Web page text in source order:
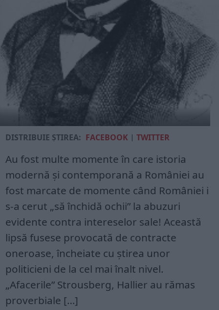
DISTRIBUIE ȘTIREA: FACEBOOK |TWITTER
Au fost multe momente în care istoria
modernă și contemporană a României au
fost marcate de momente când României i
s-a cerut „să închidă ochii” la abuzuri
evidente contra intereselor sale! Această
lipsă fusese provocată de contracte
oneroase, încheiate cu știrea unor
politicieni de la cel mai înalt nivel.
„Afacerile” Strousberg, Hallier au rămas
proverbiale […]